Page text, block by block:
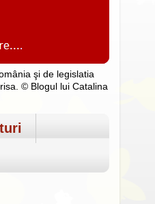
şi de legislatia
© Blogul lui Catalina